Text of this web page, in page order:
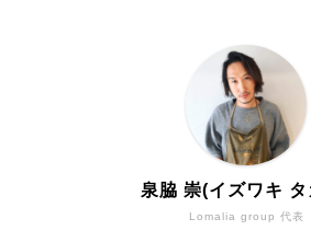
Lomalia group 代表
泉脇 崇(イズワキ タ